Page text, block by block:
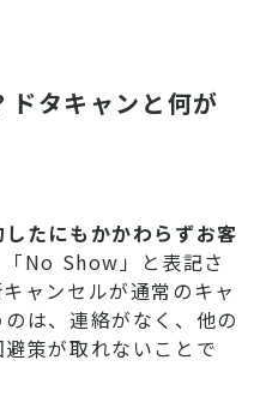
ドタキャンと何が
したにもかかわらずお客
「No Show」と表記さ
ャンセルが通常のキャ
は、連絡がなく、他の
策が取れないことで